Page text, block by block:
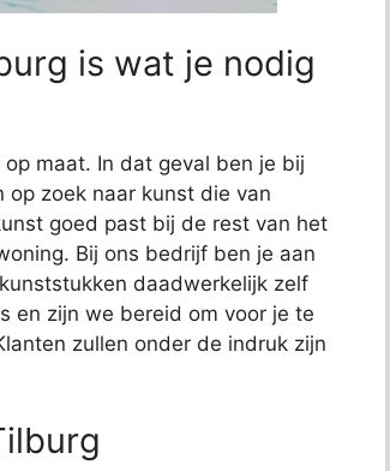
is wat je nodig
maat. In dat geval ben je bij
zoek naar kunst die van
goed past bij de rest van het
Bij ons bedrijf ben je aan
daadwerkelijk zelf
en zijn we bereid om voor je te
zullen onder de indruk zijn